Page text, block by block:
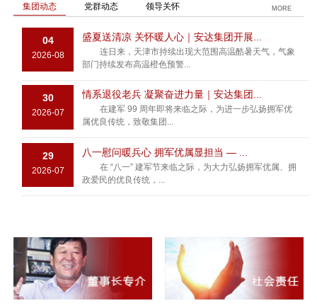
集团动态 党群动态 领导关怀 MORE
04
2026-08
盛夏送清凉 关怀暖人心｜安达集团开展...
连日来，天津市持续出现大范围高温酷暑天气，气象
部门持续发布高温橙色预警...
30
2026-07
情系退役老兵 凝聚奋进力量｜安达集团...
在建军 99 周年即将来临之际，为进一步弘扬拥军优
属优良传统，致敬集团...
29
2026-07
八一慰问暖兵心 拥军优属显担当 — ...
在 “八一” 建军节来临之际，为大力弘扬拥军优属、拥
政爱民的优良传统，...